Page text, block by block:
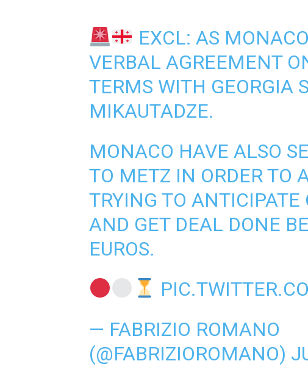
EXCL: AS
VERBAL AGREEMENT
TERMS WITH GEORGIA
MIKAUTADZE.
MONACO HAVE ALSO
TO METZ IN ORDER TO
TRYING TO ANTICIPATE
AND GET DEAL DONE
EUROS.
— FABRIZIO ROMANO
(@FABRIZIOROMANO)